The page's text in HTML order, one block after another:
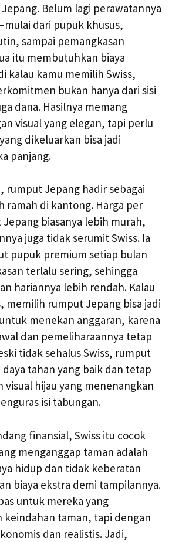
Belum lagi perawatannya
dari pupuk khusus,
sampai pemangkasan
itu membutuhkan biaya
kalau kamu memilih Swiss,
bukan hanya dari sisi
dana. Hasilnya memang
visual yang elegan, tapi perlu
dikeluarkan bisa jadi
panjang.
rumput Jepang hadir sebagai
ramah di kantong. Harga per
biasanya lebih murah,
juga tidak serumit Swiss. Ia
pupuk premium setiap bulan
terlalu sering, sehingga
hariannya lebih rendah. Kalau
memilih rumput Jepang bisa jadi
menekan anggaran, karena
dan pemeliharaannya tetap
tidak sehalus Swiss, rumput
tahan yang baik dan tetap
visual hijau yang menenangkan
isi tabungan.
finansial, Swiss itu cocok
menganggap taman adalah
hidup dan tidak keberatan
biaya ekstra demi tampilannya.
untuk mereka yang
keindahan taman, tapi dengan
dan realistis. Jadi,